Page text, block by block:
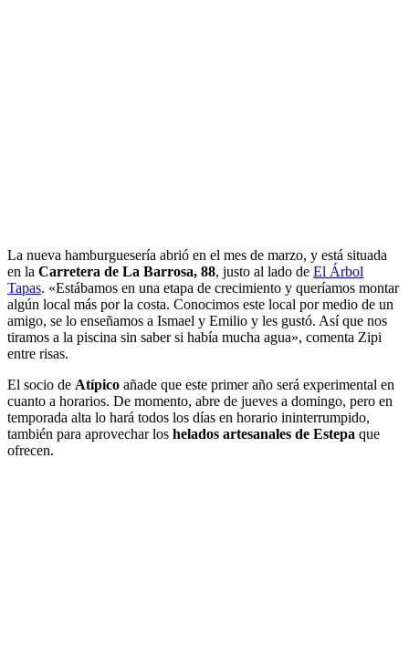
La nueva hamburguesería abrió en el mes de marzo, y está situada
en la Carretera de La Barrosa, 88, justo al lado de El Árbol
Tapas. «Estábamos en una etapa de crecimiento y queríamos montar
algún local más por la costa. Conocimos este local por medio de un
amigo, se lo enseñamos a Ismael y Emilio y les gustó. Así que nos
tiramos a la piscina sin saber si había mucha agua», comenta Zipi
entre risas.
El socio de Atípico añade que este primer año será experimental en
cuanto a horarios. De momento, abre de jueves a domingo, pero en
temporada alta lo hará todos los días en horario ininterrumpido,
también para aprovechar los helados artesanales de Estepa que
ofrecen.